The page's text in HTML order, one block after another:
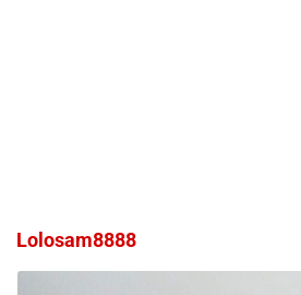
Lolosam8888